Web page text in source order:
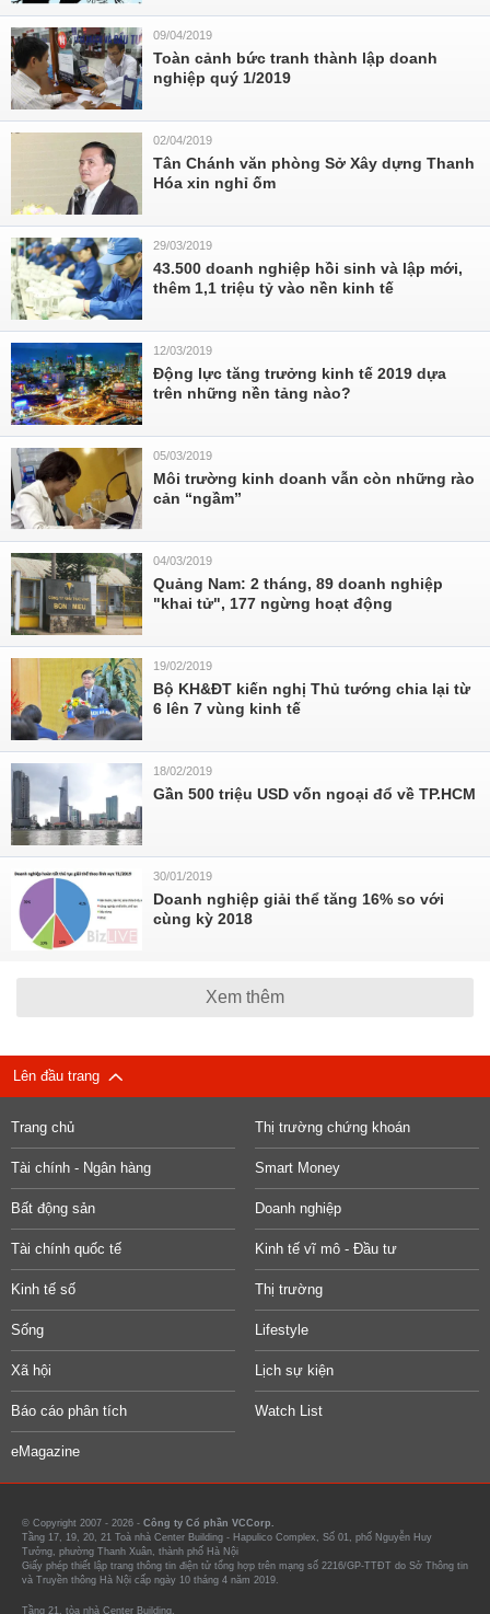
09/04/2019
Toàn cảnh bức tranh thành lập doanh
nghiệp quý 1/2019
02/04/2019
Tân Chánh văn phòng Sở Xây dựng Thanh
Hóa xin nghỉ ốm
29/03/2019
43.500 doanh nghiệp hồi sinh và lập mới,
thêm 1,1 triệu tỷ vào nền kinh tế
12/03/2019
Động lực tăng trưởng kinh tế 2019 dựa
trên những nền tảng nào?
05/03/2019
Môi trường kinh doanh vẫn còn những rào
cản “ngầm”
04/03/2019
Quảng Nam: 2 tháng, 89 doanh nghiệp
"khai tử", 177 ngừng hoạt động
19/02/2019
Bộ KH&ĐT kiến nghị Thủ tướng chia lại từ
6 lên 7 vùng kinh tế
18/02/2019
Gần 500 triệu USD vốn ngoại đổ về TP.HCM
30/01/2019
Doanh nghiệp giải thể tăng 16% so với
cùng kỳ 2018
Xem thêm
Lên đầu trang
Trang chủ Thị trường chứng khoán
Tài chính - Ngân hàng Smart Money
Bất động sản Doanh nghiệp
Tài chính quốc tế Kinh tế vĩ mô - Đầu tư
Kinh tế số Thị trường
Sống Lifestyle
Xã hội Lịch sự kiện
Báo cáo phân tích Watch List
eMagazine
© Copyright 2007 - 2026 - Công ty Cổ phần VCCorp.
Tầng 17, 19, 20, 21 Toà nhà Center Building - Hapulico Complex, Số 01, phố Nguyễn Huy
Tưởng, phường Thanh Xuân, thành phố Hà Nội
Giấy phép thiết lập trang thông tin điện tử tổng hợp trên mạng số 2216/GP-TTĐT do Sở Thông tin
và Truyền thông Hà Nội cấp ngày 10 tháng 4 năm 2019.
Tầng 21, tòa nhà Center Building.